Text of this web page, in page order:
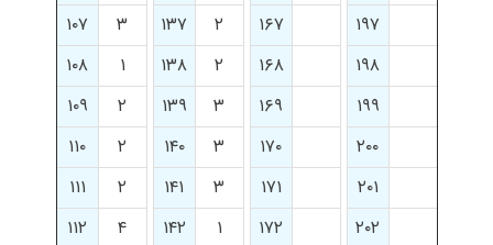
۱۹۷
۱۶۷ ۲ ۱۳۷ ۳
۱۰۷
۱۹۸
۱۶۸ ۲ ۱۳۸ ۱
۱۰۸
۱۹۹
۱۶۹ ۳ ۱۳۹ ۲
۱۰۹
۲۰۰
۱۷۰ ۳ ۱۴۰ ۲
۱۱۰
۲۰۱
۱۷۱ ۳ ۱۴۱ ۲
۱۱۱
۲۰۲
۱۷۲ ۱ ۱۴۲ ۴ ۱۱۲